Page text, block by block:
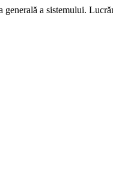
a sistemului.